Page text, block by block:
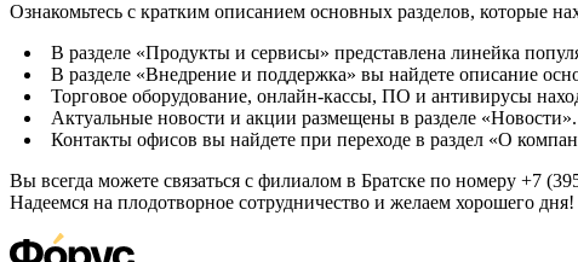
Ознакомьтесь с кратким описанием основных разделов, которые
В разделе «Продукты и сервисы» представлена линейка
В разделе «Внедрение и поддержка» вы найдете описание
Торговое оборудование, онлайн-кассы, ПО и антивирусы
Актуальные новости и акции размещены в разделе «Новости».
Контакты офисов вы найдете при переходе в раздел «О
Вы всегда можете связаться с филиалом в Братске по номеру +7
Надеемся на плодотворное сотрудничество и желаем хорошего дня!